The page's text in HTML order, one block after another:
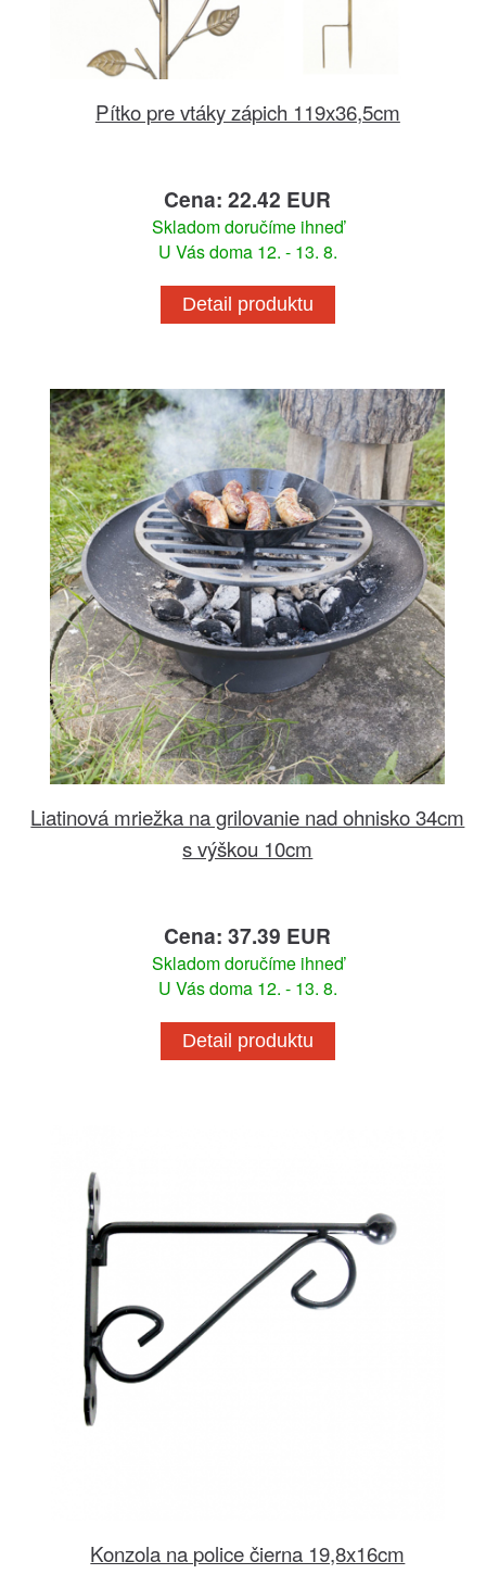
Pítko pre vtáky zápich 119x36,5cm
Cena: 22.42 EUR
Skladom doručíme ihneď
U Vás doma 12. - 13. 8.
Detail produktu
Liatinová mriežka na grilovanie nad ohnisko 34cm
s výškou 10cm
Cena: 37.39 EUR
Skladom doručíme ihneď
U Vás doma 12. - 13. 8.
Detail produktu
Konzola na police čierna 19,8x16cm